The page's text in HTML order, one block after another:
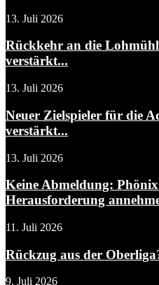
13. Juli 2026
Rückkehr an die
verstärkt...
13. Juli 2026
Neuer Zielspieler für die
verstärkt...
13. Juli 2026
Keine Abmeldung:
Herausforderung
11. Juli 2026
Rückzug aus der
9. Juli 2026